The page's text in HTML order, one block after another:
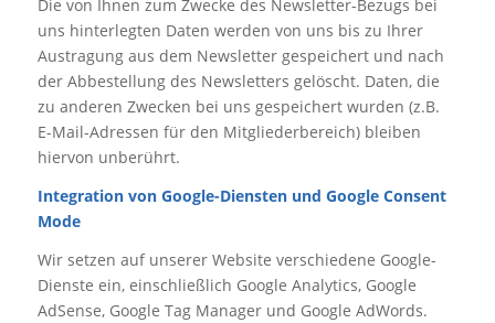
Die von Ihnen zum Zwecke des Newsletter-Bezugs bei
uns hinterlegten Daten werden von uns bis zu Ihrer
Austragung aus dem Newsletter gespeichert und nach
der Abbestellung des Newsletters gelöscht. Daten, die
zu anderen Zwecken bei uns gespeichert wurden (z.B.
E-Mail-Adressen für den Mitgliederbereich) bleiben
hiervon unberührt.
Integration von Google-Diensten und Google Consent
Mode
Wir setzen auf unserer Website verschiedene Google-
Dienste ein, einschließlich Google Analytics, Google
AdSense, Google Tag Manager und Google AdWords.